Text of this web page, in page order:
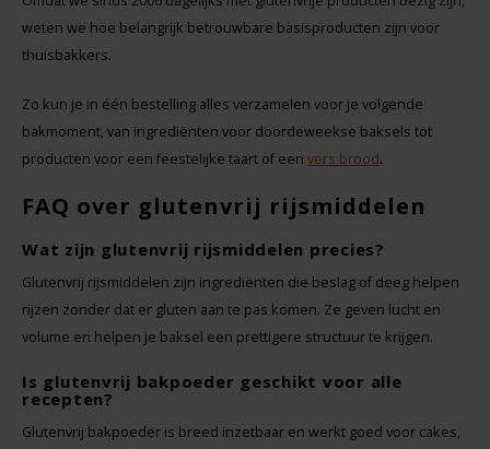
weten we hoe belangrijk betrouwbare basisproducten zijn voor
thuisbakkers.
Zo kun je in één bestelling alles verzamelen voor je volgende
bakmoment, van ingrediënten voor doordeweekse baksels tot
producten voor een feestelijke taart of een vers brood.
FAQ over glutenvrij rijsmiddelen
Wat zijn glutenvrij rijsmiddelen precies?
Glutenvrij rijsmiddelen zijn ingrediënten die beslag of deeg helpen
rijzen zonder dat er gluten aan te pas komen. Ze geven lucht en
volume en helpen je baksel een prettigere structuur te krijgen.
Is glutenvrij bakpoeder geschikt voor alle
recepten?
Glutenvrij bakpoeder is breed inzetbaar en werkt goed voor cakes,